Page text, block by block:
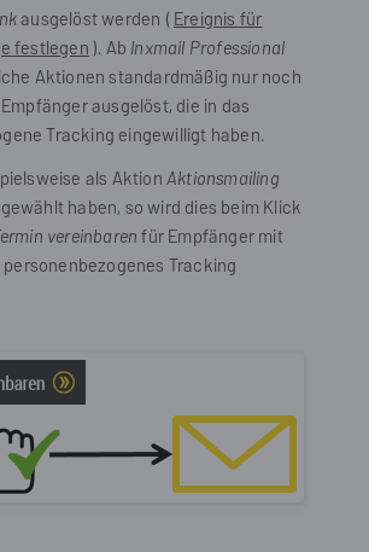
ausgelöst werden (Ereignis für
festlegen). Ab Inxmail Professional
Aktionen standardmäßig nur noch
ausgelöst, die in das
Tracking eingewilligt haben.
als AktionAktionsmailing
haben, so wird dies beim Klick
vereinbarenfür Empfänger mit
Tracking